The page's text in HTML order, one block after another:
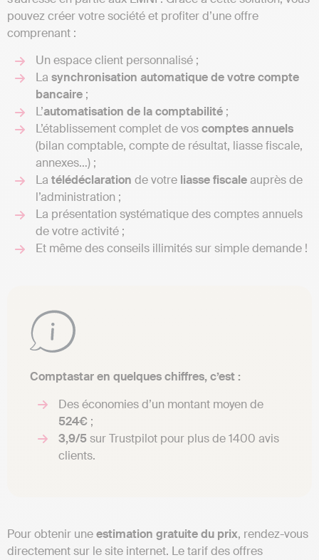
pouvez créer votre société et profiter d’une offre
comprenant :
Un espace client personnalisé ;
La synchronisation automatique de votre compte
bancaire ;
L’automatisation de la comptabilité ;
L’établissement complet de voscomptes annuels
(bilan comptable, compte de résultat, liasse fiscale,
annexes…) ;
La télédéclaration de votre liasse fiscaleauprès de
l’administration ;
La présentation systématique des comptes annuels
de votre activité ;
Et même des conseils illimités sur simple demande !
Comptastar en quelques chiffres, c’est :
Des économies d’un montant moyen de
524€ ;
3,9/5sur Trustpilot pour plus de 1400 avis
clients.
Pour obtenir uneestimation gratuite du prix, rendez-vous
directement sur le site internet. Le tarif des offres